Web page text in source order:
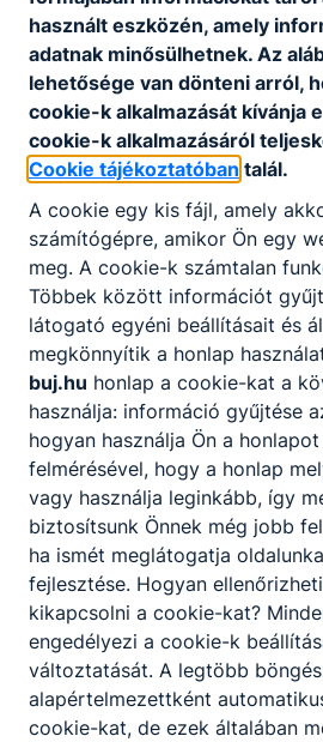
A keresett oldal
Vissza a főoldalra
használt eszközén, amely
adatnak minősülhetnek. Az
lehetősége van dönteni arról,
cookie-k alkalmazását kívánja
cookie-k alkalmazásáról
Cookie tájékoztatóban talál.
A cookie egy kis fájl, amely
számítógépre, amikor Ön egy
meg. A cookie-k számtalan
Többek között információt
látogató egyéni beállításait és
megkönnyítik a honlap
buj.hu honlap a cookie-kat a
használja: információ gyűjtése
hogyan használja Ön a
felmérésével, hogy a honlap
vagy használja leginkább, így
biztosítsunk Önnek még jobb
ha ismét meglátogatja
fejlesztése. Hogyan
kikapcsolni a cookie-kat?
engedélyezi a cookie-k
változtatását. A legtöbb
alapértelmezettként
cookie-kat, de ezek általában